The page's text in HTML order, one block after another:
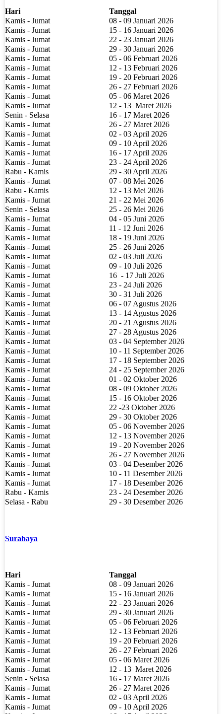
Hari
Tanggal
Kamis - Jumat
08 - 09 Januari 2026
Kamis - Jumat
15 - 16 Januari 2026
Kamis - Jumat
22 - 23 Januari 2026
Kamis - Jumat
29 - 30 Januari 2026
Kamis - Jumat
05 - 06 Februari 2026
Kamis - Jumat
12 - 13 Februari 2026
Kamis - Jumat
19 - 20 Februari 2026
Kamis - Jumat
26 - 27 Februari 2026
Kamis - Jumat
05 - 06 Maret 2026
Kamis - Jumat
12 - 13 Maret 2026
Senin - Selasa
16 - 17 Maret 2026
Kamis - Jumat
26 - 27 Maret 2026
Kamis - Jumat
02 - 03 April 2026
Kamis - Jumat
09 - 10 April 2026
Kamis - Jumat
16 - 17 April 2026
Kamis - Jumat
23 - 24 April 2026
Rabu - Kamis
29 - 30 April 2026
Kamis - Jumat
07 - 08 Mei 2026
Rabu - Kamis
12 - 13 Mei 2026
Kamis - Jumat
21 - 22 Mei 2026
Senin - Selasa
25 - 26 Mei 2026
Kamis - Jumat
04 - 05 Juni 2026
Kamis - Jumat
11 - 12 Juni 2026
Kamis - Jumat
18 - 19 Juni 2026
Kamis - Jumat
25 - 26 Juni 2026
Kamis - Jumat
02 - 03 Juli 2026
Kamis - Jumat
09 - 10 Juli 2026
Kamis - Jumat
16 - 17 Juli 2026
Kamis - Jumat
23 - 24 Juli 2026
Kamis - Jumat
30 - 31 Juli 2026
Kamis - Jumat
06 - 07 Agustus 2026
Kamis - Jumat
13 - 14 Agustus 2026
Kamis - Jumat
20 - 21 Agustus 2026
Kamis - Jumat
27 - 28 Agustus 2026
Kamis - Jumat
03 - 04 September 2026
Kamis - Jumat
10 - 11 September 2026
Kamis - Jumat
17 - 18 September 2026
Kamis - Jumat
24 - 25 September 2026
Kamis - Jumat
01 - 02 Oktober 2026
Kamis - Jumat
08 - 09 Oktober 2026
Kamis - Jumat
15 - 16 Oktober 2026
Kamis - Jumat
22 -23 Oktober 2026
Kamis - Jumat
29 - 30 Oktober 2026
Kamis - Jumat
05 - 06 November 2026
Kamis - Jumat
12 - 13 November 2026
Kamis - Jumat
19 - 20 November 2026
Kamis - Jumat
26 - 27 November 2026
Kamis - Jumat
03 - 04 Desember 2026
Kamis - Jumat
10 - 11 Desember 2026
Kamis - Jumat
17 - 18 Desember 2026
Rabu - Kamis
23 - 24 Desember 2026
Selasa - Rabu
29 - 30 Desember 2026
Surabaya
Hari
Tanggal
Kamis - Jumat
08 - 09 Januari 2026
Kamis - Jumat
15 - 16 Januari 2026
Kamis - Jumat
22 - 23 Januari 2026
Kamis - Jumat
29 - 30 Januari 2026
Kamis - Jumat
05 - 06 Februari 2026
Kamis - Jumat
12 - 13 Februari 2026
Kamis - Jumat
19 - 20 Februari 2026
Kamis - Jumat
26 - 27 Februari 2026
Kamis - Jumat
05 - 06 Maret 2026
Kamis - Jumat
12 - 13 Maret 2026
Senin - Selasa
16 - 17 Maret 2026
Kamis - Jumat
26 - 27 Maret 2026
Kamis - Jumat
02 - 03 April 2026
Kamis - Jumat
09 - 10 April 2026